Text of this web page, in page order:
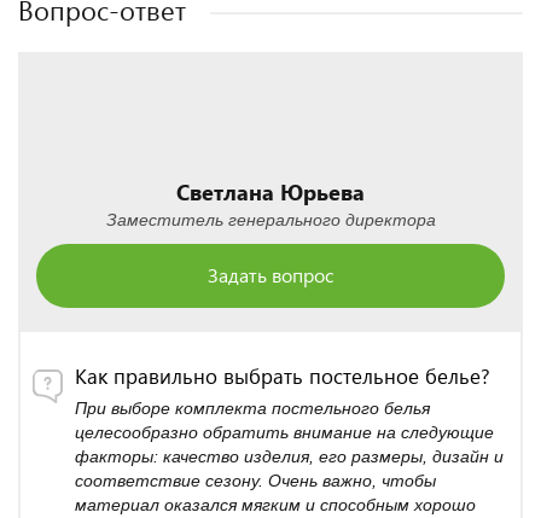
Вопрос-ответ
Светлана Юрьева
Заместитель генерального директора
Задать вопрос
Как правильно выбрать постельное белье?
При выборе комплекта постельного белья
целесообразно обратить внимание на следующие
факторы: качество изделия, его размеры, дизайн и
соответствие сезону. Очень важно, чтобы
материал оказался мягким и способным хорошо